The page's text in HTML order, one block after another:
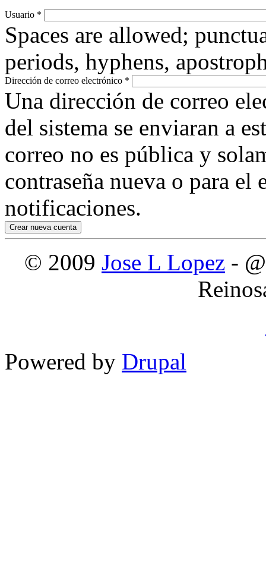
Usuario *
Spaces are allowed;
periods, hyphens,
Dirección de correo electrónico *
Una dirección de correo
del sistema se enviaran a
correo no es pública y
contraseña nueva o para
notificaciones.
© 2009 Jose L Lopez -
Powered by Drupal